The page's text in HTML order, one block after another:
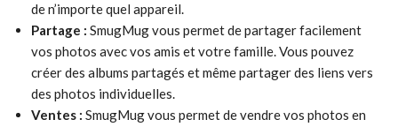
de n’importe quel appareil.
Partage : SmugMug vous permet de partager facilement
vos photos avec vos amis et votre famille. Vous pouvez
créer des albums partagés et même partager des liens vers
des photos individuelles.
Ventes : SmugMug vous permet de vendre vos photos en